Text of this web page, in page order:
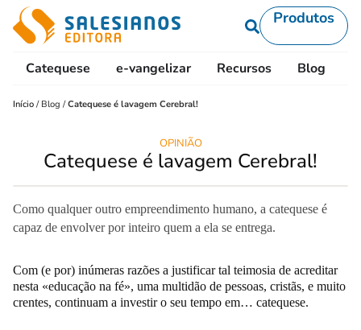
Produtos
Catequese e-vangelizar Recursos Blog
Início / Blog /Catequese é lavagem Cerebral!
OPINIÃO
Catequese é lavagem Cerebral!
Como qualquer outro empreendimento humano, a catequese é
capaz de envolver por inteiro quem a ela se entrega.
Com (e por) inúmeras razões a justificar tal teimosia de acreditar
nesta «educação na fé», uma multidão de pessoas, cristãs, e muito
crentes, continuam a investir o seu tempo em… catequese.